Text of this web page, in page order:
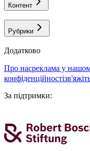
Контент
Рубрики
Додатково
про насреклама у
конфіденційності
За підтримки: